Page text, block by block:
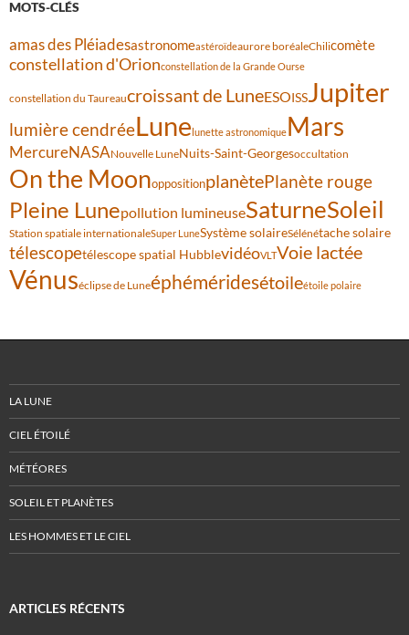
MOTS-CLÉS
amas des Pléiadesastronomeastéroïdeaurore boréaleChilicomète
constellation d'Orionconstellation de la Grande Ourse
constellation du Taureaucroissant de LuneESOISSJupiter
lumière cendréeLunelunette astronomiqueMars
MercureNASANouvelle LuneNuits-Saint-Georgesoccultation
On the MoonoppositionplanètePlanète rouge
Pleine Lunepollution lumineuseSaturneSoleil
Station spatiale internationaleSuper LuneSystème solaireSélénétache solaire
télescopetélescope spatial HubblevidéoVLTVoie lactée
Vénuséclipse de Luneéphéméridesétoileétoile polaire
LA LUNE
CIEL ÉTOILÉ
MÉTÉORES
SOLEIL ET PLANÈTES
LES HOMMES ET LE CIEL
ARTICLES RÉCENTS